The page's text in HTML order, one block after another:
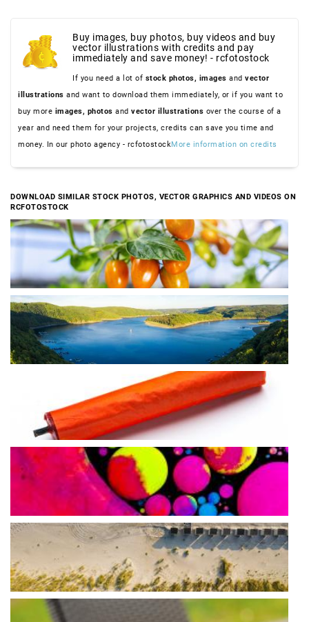
Buy images, buy photos, buy videos and buy
vector illustrations with credits and pay
immediately and save money! - rcfotostock
If you need a lot of stock photos, images and vector
illustrations and want to download them immediately, or if you want to
buy more images, photos and vector illustrations over the course of a
year and need them for your projects, credits can save you time and
money. In our photo agency - rcfotostockMore information on credits
DOWNLOAD SIMILAR STOCK PHOTOS, VECTOR GRAPHICS AND VIDEOS ON
RCFOTOSTOCK